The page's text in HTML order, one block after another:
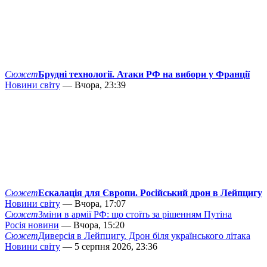
СюжетБрудні технології. Атаки РФ на вибори у Франції
Новини світу — Вчора, 23:39
СюжетЕскалація для Європи. Російський дрон в Лейпцигу
Новини світу — Вчора, 17:07
СюжетЗміни в армії РФ: що стоїть за рішенням Путіна
Росія новини — Вчора, 15:20
СюжетДиверсія в Лейпцигу. Дрон біля українського літака
Новини світу — 5 серпня 2026, 23:36